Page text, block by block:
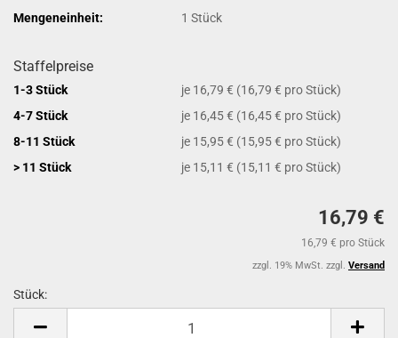
Mengeneinheit:
1 Stück
Staffelpreise
1-3 Stück
je 16,79 € (16,79 € pro Stück)
4-7 Stück
je 16,45 € (16,45 € pro Stück)
8-11 Stück
je 15,95 € (15,95 € pro Stück)
> 11 Stück
je 15,11 € (15,11 € pro Stück)
16,79 €
16,79 € pro Stück
zzgl. 19% MwSt. zzgl. Versand
Stück: